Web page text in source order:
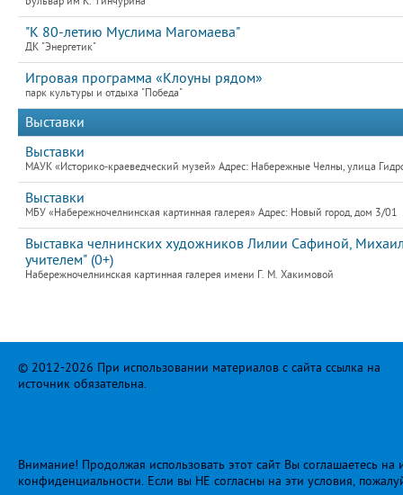
"К 80-летию Муслима Магомаева"
ДК "Энергетик"
Игровая программа «Клоуны рядом»
парк культуры и отдыха "Победа"
Выставки
Выставки
МАУК «Историко-краеведческий музей» Адрес: Набережные Челны, улица
Выставки
МБУ «Набережночелнинская картинная галерея» Адрес: Новый город, дом 3/01
Выставка челнинских художников Лилии Сафиной,
учителем" (0+)
Набережночелнинская картинная галерея имени Г. М. Хакимовой
© 2012-2026 При использовании материалов с сайта ссылка на
источник обязательна.
Внимание! Продолжая использовать этот сайт Вы соглашаетесь
конфиденциальности. Если вы НЕ согласны на эти условия,